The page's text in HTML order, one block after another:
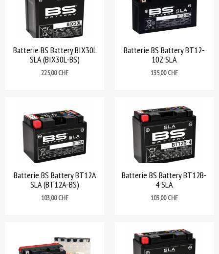
Batterie BS Battery BIX30L
SLA (BIX30L-BS)
Prix
225,00 CHF
Batterie BS Battery BT12-
10Z SLA
Prix
135,00 CHF
Batterie BS Battery BT12A
SLA (BT12A-BS)
Prix
103,00 CHF
Batterie BS Battery BT12B-
4 SLA
Prix
103,00 CHF